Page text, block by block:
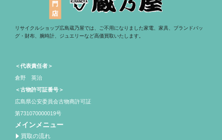
リサイクルショップ広島蔵乃屋では、ご不用になりました家電、家具、ブランドバッ
グ・財布、腕時計、ジュエリーなど高価買取いたします。
＜代表責任者＞
倉野 英治
＜古物許可証番号＞
広島県公安委員会古物商許可証
第731070000019号
メインメニュー
買取の流れ